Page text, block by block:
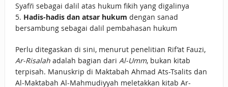
Syafi’i sebagai dalil atas hukum fikih yang digalinya
5. Hadis-hadis dan atsar hukum dengan sanad
bersambung sebagai dalil pembahasan hukum
Perlu ditegaskan di sini, menurut penelitian Rif’at Fauzi,
Ar-Risalahadalah bagian dari Al-Umm, bukan kitab
terpisah. Manuskrip di Maktabah Ahmad Ats-Tsalits dan
Al-Maktabah Al-Mahmudiyyah meletakkan kitab Ar-